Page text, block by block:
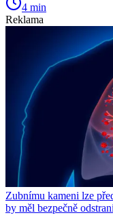
4 min
Reklama
Zubnímu kameni lze
by měl bezpečně